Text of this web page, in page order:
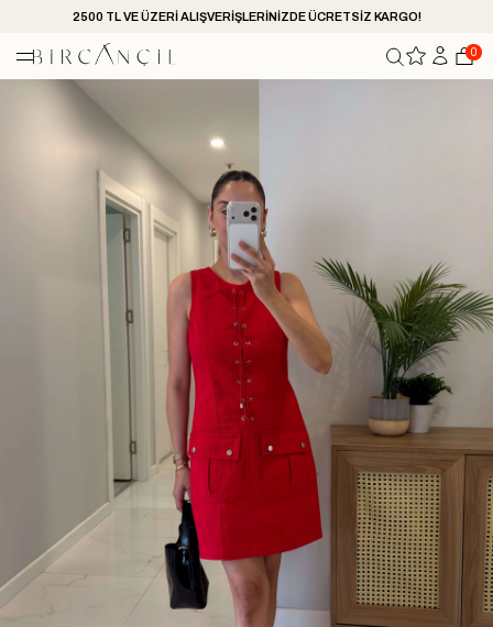
2500 TL VE ÜZERİ ALIŞVERİŞLERİNİZDE ÜCRETSİZ KARGO!
0